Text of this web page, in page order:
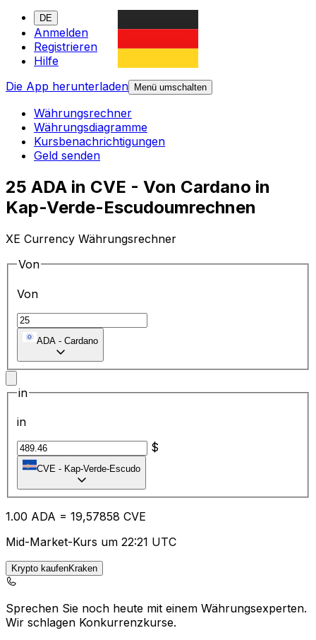
DE
Anmelden
Registrieren
Hilfe
Die App herunterladen
Menü umschalten
Währungsrechner
Währungsdiagramme
Kursbenachrichtigungen
Geld senden
25 ADA in CVE - Von Cardano in
Kap-Verde-Escudoumrechnen
XE Currency Währungsrechner
Von
Von
ADA - Cardano
in
in
$
CVE - Kap-Verde-Escudo
1.00 ADA = 19,57858 CVE
Mid-Market-Kurs um 22:21 UTC
Krypto kaufenKraken
Sprechen Sie noch heute mit einem Währungsexperten.
Wir schlagen Konkurrenzkurse.